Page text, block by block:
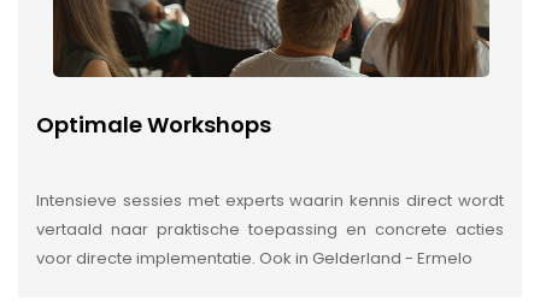
Optimale Workshops
Intensieve sessies met experts waarin kennis direct wordt
vertaald naar praktische toepassing en concrete acties
voor directe implementatie. Ook in Gelderland - Ermelo